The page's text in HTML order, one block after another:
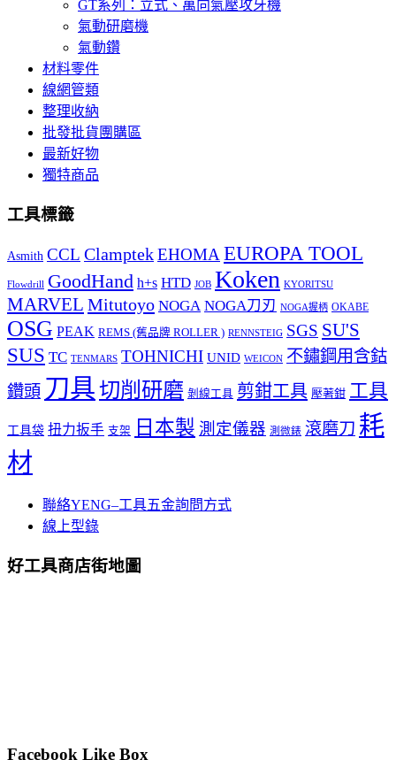
GT系列：立式、萬向氣壓攻牙機
氣動研磨機
氣動鑽
材料零件
線網管類
整理收納
批發批貨團購區
最新好物
獨特商品
工具標籤
Asmith CCL ClamptekEHOMA EUROPA TOOL
Flowdrill GoodHand h+s HTD JOB Koken KYORITSU
MARVEL Mitutoyo NOGA NOGA刀刃 NOGA握柄 OKABE
OSG PEAK REMS (舊品牌 ROLLER ) RENNSTEIG SGS SU'S
SUS TC TENMARS TOHNICHI UNID WEICON 不鏽鋼用含鈷
鑽頭 刀具切削研磨 剝線工具 剪鉗工具 壓著鉗 工具
工具袋 扭力扳手 支架 日本製 測定儀器 測微錶 滾磨刀 耗
材
聯絡YENG–工具五金詢問方式
線上型錄
好工具商店街地圖
Facebook Like Box